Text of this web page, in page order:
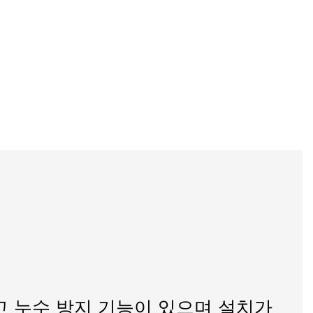
누수 방지 기능이 있으며 설치가